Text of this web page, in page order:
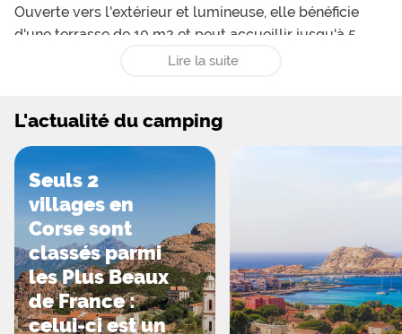
Ouverte vers l'extérieur et lumineuse, elle bénéficie
d'une terrasse de 10 m2 et peut accueillir jusqu'à 5
bonheur dans ce camping. En effet des emplacements
nus pour tente, caravane ou encore camping-car sont
disponibles à la location. Différents forfaits et options
sont possibles.
Le Camping Kalliste dispose de nombreux
équipements et services. Piscine avec solarium et bain
à remous. Côté animations, soirées - repas à thème,
jeux de société, pétanque...Pour des vacances
sportives, le camping propose des cours d'aquagym,
Lire la suite
L'actualité du camping
Seuls 2
villages en
Corse sont
classés parmi
les Plus Beaux
de France :
celui-ci est un